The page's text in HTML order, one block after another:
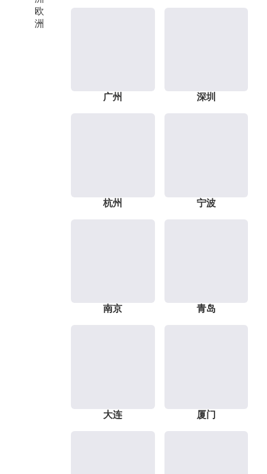
欧
洲
广州 深圳
杭州 宁波
南京 青岛
大连 厦门